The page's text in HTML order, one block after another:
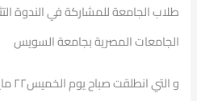
طلاب الجامعة للمشاركة في الندوة
الجامعات المصرية بجامعة السويس